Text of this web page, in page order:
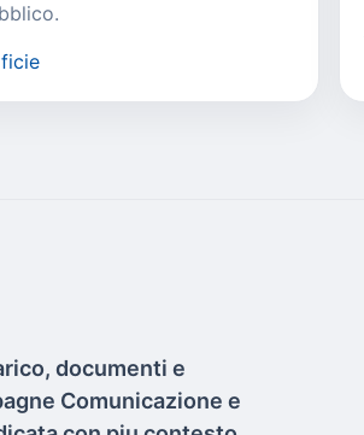
documenti e
Comunicazione e